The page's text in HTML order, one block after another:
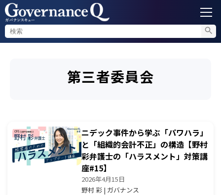
内部通報
不正対策
セミナー情報
第三者委員会
ニデック事件から学ぶ「パワハラ」
と「組織的会計不正」の構造【野村
彩弁護士の「ハラスメント」対策講
座#15】
2026年4月15日
野村 彩 | ガバナンス